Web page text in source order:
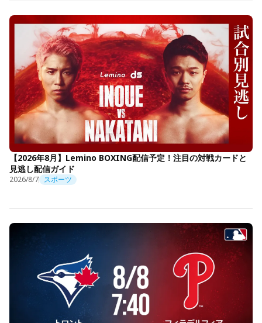
【2026年8月】Lemino BOXING配信予定！注目の対戦カードと
見逃し配信ガイド
2026/8/7 スポーツ